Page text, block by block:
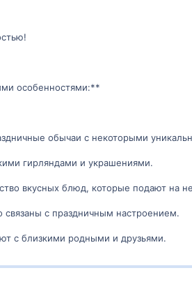
особенностями:**
обычаи с некоторыми
гирляндами и украшениями.
вкусных блюд, которые подают на
с праздничным настроением.
с близкими родными и друзьями.